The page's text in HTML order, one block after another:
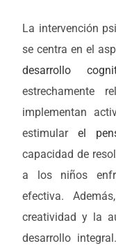
La intervención
se centra en el
desarrollo
estrechamente
implementan
estimularel
capacidad de
a los niños
efectiva.
creatividad y la
desarrollo